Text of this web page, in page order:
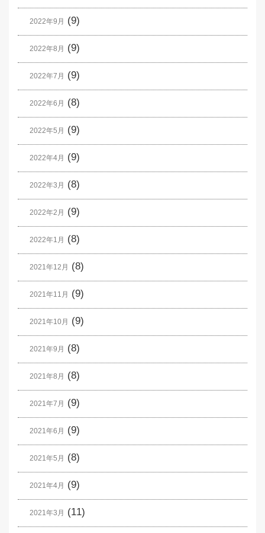
2022年9月 (9)
2022年8月 (9)
2022年7月 (9)
2022年6月 (8)
2022年5月 (9)
2022年4月 (9)
2022年3月 (8)
2022年2月 (9)
2022年1月 (8)
2021年12月 (8)
2021年11月 (9)
2021年10月 (9)
2021年9月 (8)
2021年8月 (8)
2021年7月 (9)
2021年6月 (9)
2021年5月 (8)
2021年4月 (9)
2021年3月 (11)